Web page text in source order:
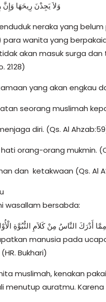
وَلاَ يَجِدْنَ رِيحَهَا
neraka yang
para wanita yang
akan masuk surga
2128)
yang akan engkau
seorang muslimah
diri. (Qs. Al
orang-orang mukmin.
dan ketakwaan (Qs. Al
wasallam bersabda:
أَدْرَكَ النَّاسُ مِنْ كَلاَمِ النُّبُوَّةِ
manusia pada
Bukhari)
muslimah, kenakan
menutup auratmu.